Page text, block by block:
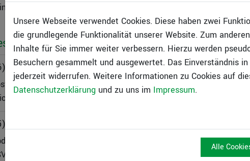
CAD-System zur zusätzlichen Beschriftung der Grafik
& Änderungen
Major-Update (Für Lizenznehmer mit Abo oder
im Rahmen der Softwareservicevereinbarung kostenlos)
Check: Hinweis auf neue verfügbare Versionen und deren
Datenexport
Unsere Webseite verwendet Cookies. Diese haben zwei
die grundlegende Funktionalität unserer Website. Zum
Inhalte für Sie immer weiter verbessern. Hierzu werden
Besuchern gesammelt und ausgewertet. Das Einverständnis
jederzeit widerrufen. Weitere Informationen zu Cookies auf
Datenschutzerklärung und zu uns im Impressum.
Alle